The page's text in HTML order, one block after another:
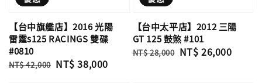
【台中旗艦店】2016 光陽
雷霆s125 RACINGS 雙碟
#0810
Regular
NT$ 42,000 Sale
NT$ 38,000
【台中太平店】2012 三陽
GT 125 鼓煞 #101
Regular
NT$ 28,000 Sale
NT$ 26,000